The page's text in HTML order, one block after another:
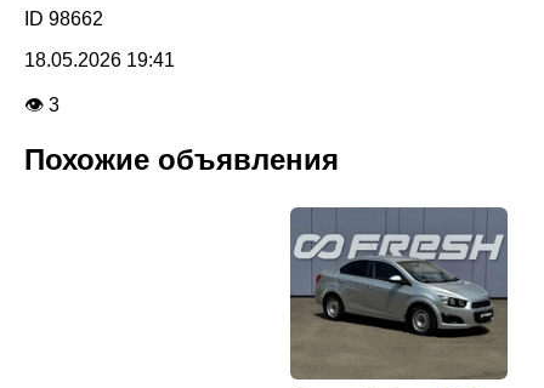
ID 98662
18.05.2026 19:41
👁 3
Похожие объявления